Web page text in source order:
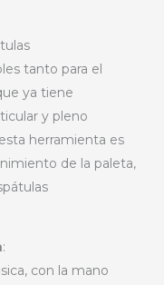
tanto para el
ya tiene
y pleno
herramienta es
de la paleta,
:
con la mano